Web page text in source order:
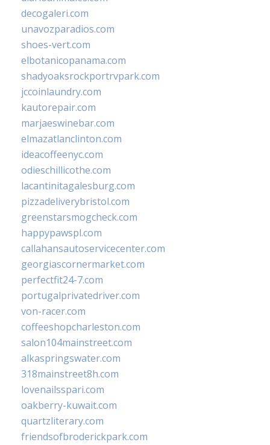
decogaleri.com
unavozparadios.com
shoes-vert.com
elbotanicopanama.com
shadyoaksrockportrvpark.com
jccoinlaundry.com
kautorepair.com
marjaeswinebar.com
elmazatlanclinton.com
ideacoffeenyc.com
odieschillicothe.com
lacantinitagalesburg.com
pizzadeliverybristol.com
greenstarsmogcheck.com
happypawspl.com
callahansautoservicecenter.com
georgiascornermarket.com
perfectfit24-7.com
portugalprivatedriver.com
von-racer.com
coffeeshopcharleston.com
salon104mainstreet.com
alkaspringswater.com
318mainstreet8h.com
lovenailsspari.com
oakberry-kuwait.com
quartzliterary.com
friendsofbroderickpark.com